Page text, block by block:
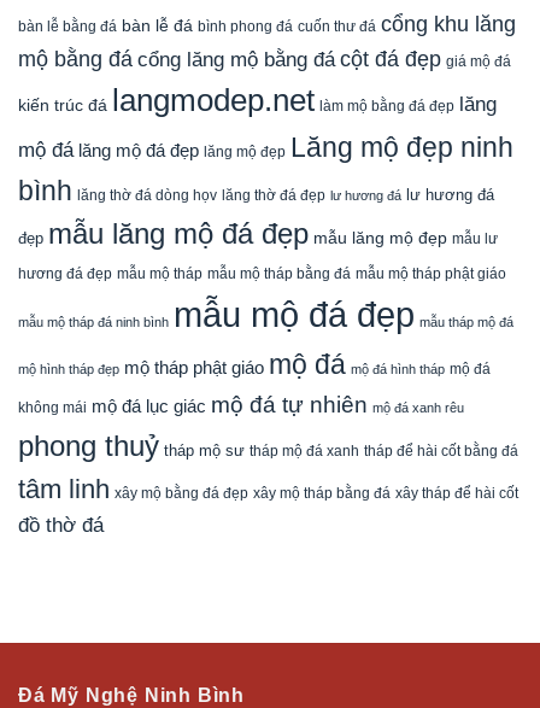
bàn lễ bằng đá bàn lễ đá bình phong đá cuốn thư đá cổng khu lăng
mộ bằng đá cổng lăng mộ bằng đá cột đá đẹp giá mộ đá
kiến trúc đá langmodep.net làm mộ bằng đá đẹp lăng
mộ đá lăng mộ đá đẹp lăng mộ đẹp Lăng mộ đẹp ninh
bình lăng thờ đá dòng họv lăng thờ đá đẹp lư hương đá lư hương đá
đẹp mẫu lăng mộ đá đẹp mẫu lăng mộ đẹp mẫu lư
hương đá đẹp mẫu mộ tháp mẫu mộ tháp bằng đá mẫu mộ tháp phật giáo
mẫu mộ tháp đá ninh bình mẫu mộ đá đẹp mẫu tháp mộ đá
mộ hình tháp đẹp mộ tháp phật giáo mộ đá mộ đá hình tháp mộ đá
không mái mộ đá lục giác mộ đá tự nhiên mộ đá xanh rêu
phong thuỷ tháp mộ sư tháp mộ đá xanh tháp để hài cốt bằng đá
tâm linh xây mộ bằng đá đẹp xây mộ tháp bằng đá xây tháp để hài cốt
đồ thờ đá
Đá Mỹ Nghệ Ninh Bình